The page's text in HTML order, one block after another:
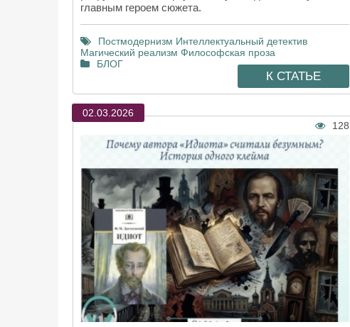
главным героем сюжета.
Постмодернизм Интеллектуальный детектив
Магический реализм Философская проза
БЛОГ
К СТАТЬЕ
02.03.2026
128